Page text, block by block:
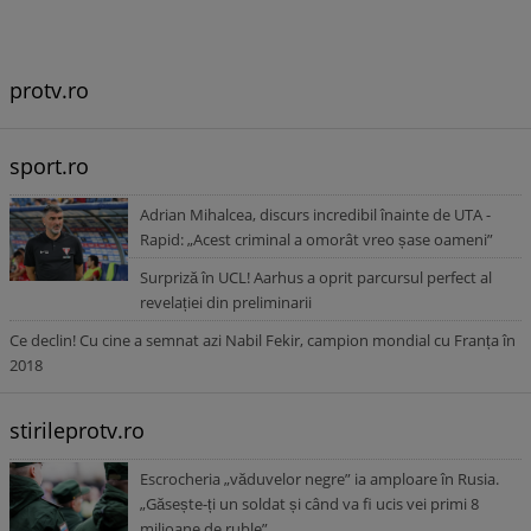
protv.ro
sport.ro
Adrian Mihalcea, discurs incredibil înainte de UTA -
Rapid: „Acest criminal a omorât vreo șase oameni”
Surpriză în UCL! Aarhus a oprit parcursul perfect al
revelației din preliminarii
Ce declin! Cu cine a semnat azi Nabil Fekir, campion mondial cu Franța în
2018
stirileprotv.ro
Escrocheria „văduvelor negre” ia amploare în Rusia.
„Găsește-ți un soldat și când va fi ucis vei primi 8